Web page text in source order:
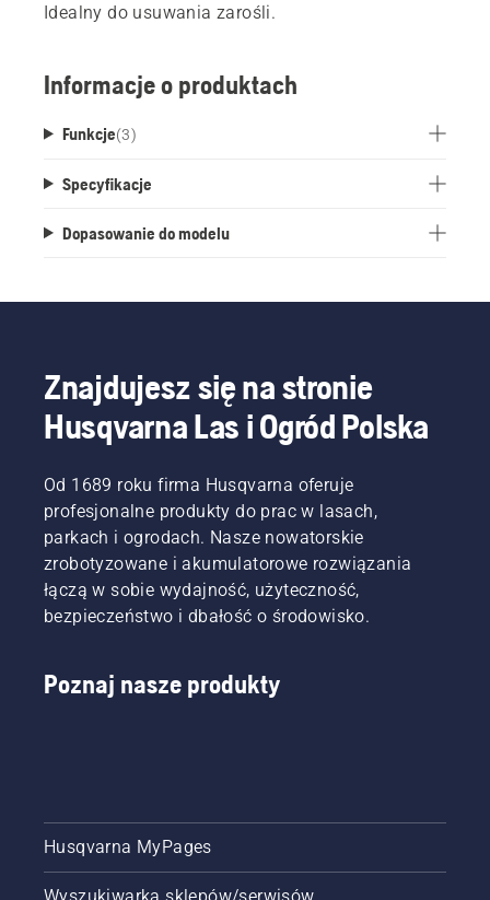
Idealny do usuwania zarośli.
Informacje o produktach
Funkcje(3)
Specyfikacje
Dopasowanie do modelu
Znajdujesz się na stronie
Husqvarna Las i Ogród Polska
Od 1689 roku firma Husqvarna oferuje
profesjonalne produkty do prac w lasach,
parkach i ogrodach. Nasze nowatorskie
zrobotyzowane i akumulatorowe rozwiązania
łączą w sobie wydajność, użyteczność,
bezpieczeństwo i dbałość o środowisko.
Poznaj nasze produkty
Husqvarna MyPages